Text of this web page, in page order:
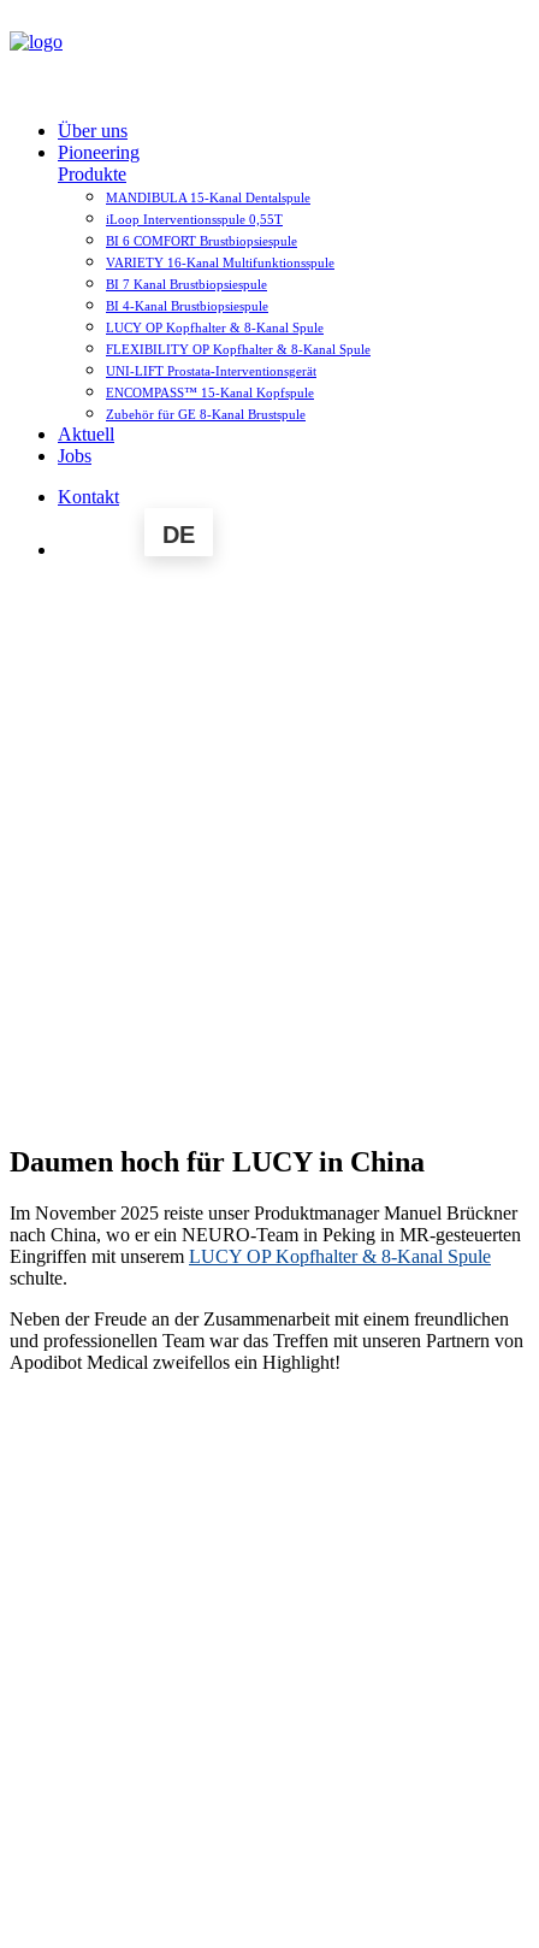
Über uns
Pioneering
Produkte
MANDIBULA 15-Kanal Dentalspule
iLoop Interventionsspule 0,55T
BI 6 COMFORT Brustbiopsiespule
VARIETY 16-Kanal Multifunktionsspule
BI 7 Kanal Brustbiopsiespule
BI 4-Kanal Brustbiopsiespule
LUCY OP Kopfhalter & 8-Kanal Spule
FLEXIBILITY OP Kopfhalter & 8-Kanal Spule
UNI-LIFT Prostata­-Interventionsgerät
ENCOMPASS™ 15-Kanal Kopfspule
Zubehör für GE 8-Kanal Brustspule
Aktuell
Jobs
Kontakt
DE
Daumen hoch für LUCY in China
Im November 2025 reiste unser Produktmanager Manuel Brückner
nach China, wo er ein NEURO-Team in Peking in MR-gesteuerten
Eingriffen mit unserem LUCY OP Kopfhalter & 8-Kanal Spule
schulte.
Neben der Freude an der Zusammenarbeit mit einem freundlichen
und professionellen Team war das Treffen mit unseren Partnern von
Apodibot Medical zweifellos ein Highlight!